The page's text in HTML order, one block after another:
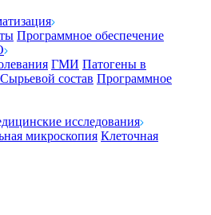
Программное обеспечение
ГМИ Патогены в
Сырьевой состав Программное
исследования
микроскопия Клеточная